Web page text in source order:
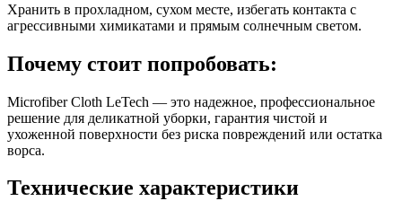
Хранить в прохладном, сухом месте, избегать контакта с
агрессивными химикатами и прямым солнечным светом.
Почему стоит попробовать:
Microfiber Cloth LeTech — это надежное, профессиональное
решение для деликатной уборки, гарантия чистой и
ухоженной поверхности без риска повреждений или остатка
ворса.
Технические характеристики